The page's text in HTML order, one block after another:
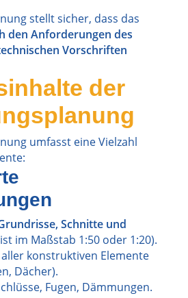
stellt sicher, dass das
den Anforderungen des
Vorschriften
der
umfasst eine Vielzahl
Schnitte und
im Maßstab 1:50 oder 1:20).
konstruktiven Elemente
Dächer).
Fugen, Dämmungen.